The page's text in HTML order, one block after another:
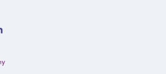
Saint-Martin, Saint